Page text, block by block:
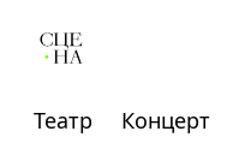
Театр Концерт